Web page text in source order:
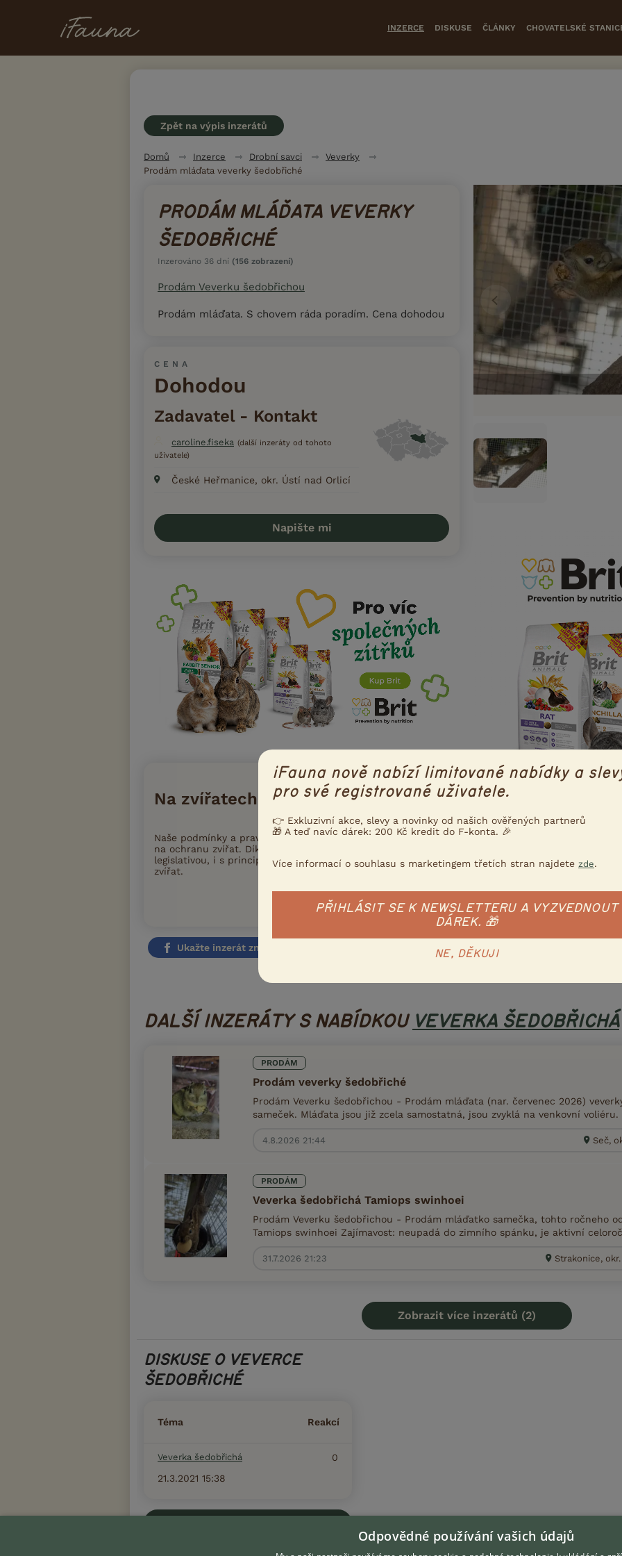
INZERCE DISKUSE ČLÁNKY CHOVATELSKÉ
Zpět na výpis inzerátů
Domů Inzerce Drobní savci
Veverky
Prodám mláďata veverky šedobřiché
PRODÁM MLÁĎATA VEVERKY
ŠEDOBŘICHÉ
Inzerováno 36 dní (156 zobrazení)
Prodám Veverku šedobřichou
Prodám mláďata. S chovem ráda poradím. Cena dohodou
CENA
Dohodou
Zadavatel - Kontakt
caroline.fiseka (další inzeráty od tohoto
uživatele)
České Heřmanice, okr. Ústí nad Orlicí
Napište mi
Na zvířatech záleží
Naše podmínky a pravidla inzerce konzultujeme s Nadací
na ochranu zvířat. Díky tomu iFauna drží krok s aktuální
legislativou, i s principy moderního a etického chovu
zvířat.
Přečtete si víc
Ukažte inzerát známým! Poslat inzerát e-mailem
DALŠÍ INZERÁTY S NABÍDKOU VEVERKA ŠEDOBŘICHÁ
PRODÁM
Prodám veverky šedobřiché
Prodám Veverku šedobřichou - Prodám mláďata (nar. červenec 2026)
sameček. Mláďata jsou již zcela samostatná, jsou zvyklá na venkovní
4.8.2026 21:44 Seč,
PRODÁM
Veverka šedobřichá Tamiops swinhoei
Prodám Veverku šedobřichou - Prodám mláďatko samečka, tohto ročneho
Tamiops swinhoei Zajímavost: neupadá do zimního spánku, je aktivní
31.7.2026 21:23 Strakonice,
Zobrazit více inzerátů (2)
DISKUSE O VEVERCE
ŠEDOBŘICHÉ
Téma Reakcí
Veverka šedobřichá
0
21.3.2021 15:38
iFauna nově nabízí limitované nabídky a
pro své registrované uživatele.
👉 Exkluzivní akce, slevy a novinky od našich ověřených partnerů
🎁 A teď navíc dárek: 200 Kč kredit do F-konta. 🎉
Více informací o souhlasu s marketingem třetích stran najdete zde.
PŘIHLÁSIT SE K NEWSLETTERU A VYZVEDNOUT
DÁREK. 🎁
NE, DĚKUJI
Odpovědné používání vašich údajů